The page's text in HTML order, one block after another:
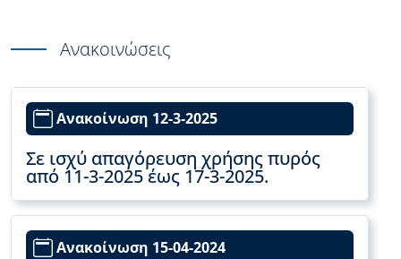
Ανακοινώσεις
Ανακοίνωση 12-3-2025
Σε ισχύ απαγόρευση χρήσης πυρός
από 11-3-2025 έως 17-3-2025.
Ανακοίνωση 15-04-2024